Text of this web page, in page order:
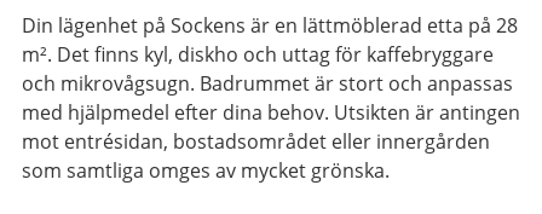
Din lägenhet på Sockens är en lättmöblerad etta på 28
m². Det finns kyl, diskho och uttag för kaffebryggare
och mikrovågsugn. Badrummet är stort och anpassas
med hjälpmedel efter dina behov. Utsikten är antingen
mot entrésidan, bostadsområdet eller innergården
som samtliga omges av mycket grönska.